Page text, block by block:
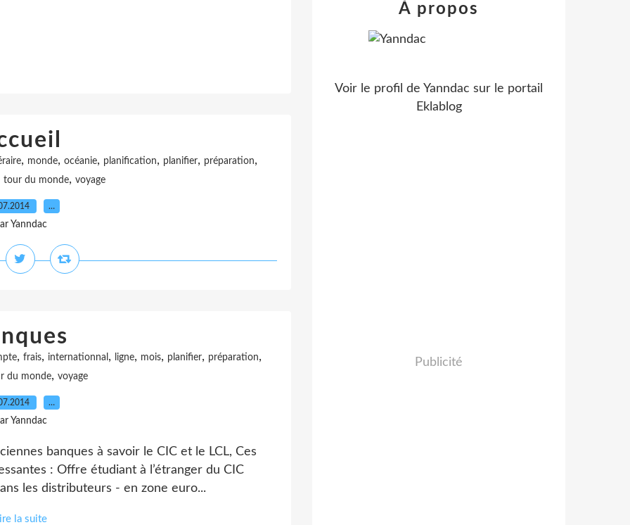
, monde, océanie, planification, planifier, préparation,
tour du monde, voyage
…
Yanndac
, frais, internationnal , ligne, mois, planifier, préparation,
du monde, voyage
…
Yanndac
banques à savoir le CIC et le LCL, Ces
: Offre étudiant à l’étranger du CIC
les distributeurs - en zone euro...
la suite
À propos
Voir le profil de Yanndac sur le portail
Eklablog
Publicité